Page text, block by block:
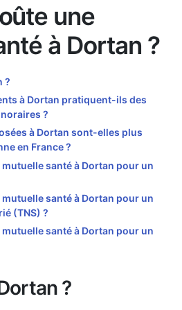
une
à Dortan ?
?
à Dortan pratiquent-ils des
?
à Dortan sont-elles plus
en France ?
santé à Dortan pour un
santé à Dortan pour un
(TNS) ?
santé à Dortan pour un
?